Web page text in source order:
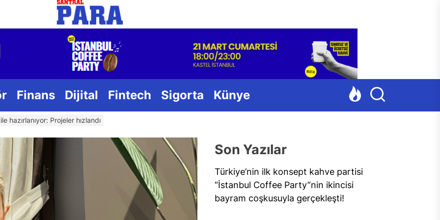
Finans Dijital Fintech Sigorta Künye
hazırlanıyor: Projeler hızlandı
Son Yazılar
Türkiye’nin ilk konsept kahve partisi
“İstanbul Coffee Party”nin ikincisi
bayram coşkusuyla gerçekleşti!